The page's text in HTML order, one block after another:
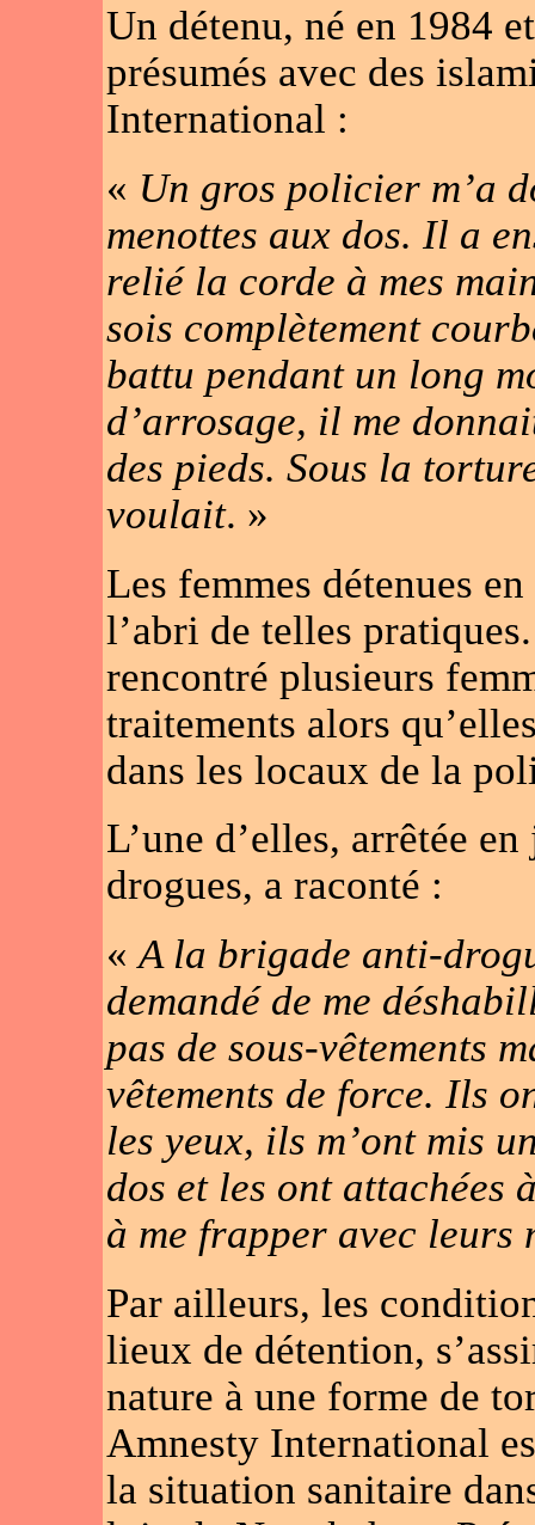
Un détenu, né en 1984
présumés avec des
International :
« Un gros policier m’a
menottes aux dos. Il a
relié la corde à mes
sois complètement
battu pendant un long
d’arrosage, il me
des pieds. Sous la
voulait. »
Les femmes détenues
l’abri de telles
rencontré plusieurs
traitements alors
dans les locaux de la
L’une d’elles, arrêtée
drogues, a raconté :
«A la brigade anti-
demandé de me
pas de sous-vêtements
vêtements de force. Ils
les yeux, ils m’ont mis
dos et les ont attachées
à me frapper avec leurs
Par ailleurs, les
lieux de détention,
nature à une forme de
Amnesty International
la situation sanitaire